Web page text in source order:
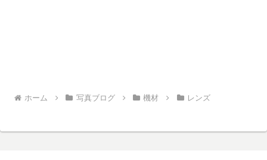
ホーム 写真ブログ 機材 レンズ